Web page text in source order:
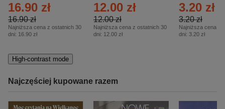
16.90 zł
16.90 zł
Najniższa cena z ostatnich 30
dni: 16.90 zł
12.00 zł
12.00 zł
Najniższa cena z ostatnich 30
dni: 12.00 zł
3.20 zł
3.20 zł
Najniższa cena z
dni: 3.20 zł
High-contrast mode
Najczęściej kupowane razem